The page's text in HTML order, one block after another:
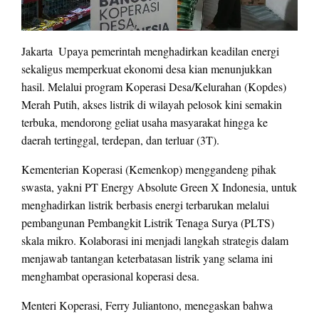
Jakarta  Upaya pemerintah menghadirkan keadilan energi
sekaligus memperkuat ekonomi desa kian menunjukkan
hasil. Melalui program Koperasi Desa/Kelurahan (Kopdes)
Merah Putih, akses listrik di wilayah pelosok kini semakin
terbuka, mendorong geliat usaha masyarakat hingga ke
daerah tertinggal, terdepan, dan terluar (3T).
Kementerian Koperasi (Kemenkop) menggandeng pihak
swasta, yakni PT Energy Absolute Green X Indonesia, untuk
menghadirkan listrik berbasis energi terbarukan melalui
pembangunan Pembangkit Listrik Tenaga Surya (PLTS)
skala mikro. Kolaborasi ini menjadi langkah strategis dalam
menjawab tantangan keterbatasan listrik yang selama ini
menghambat operasional koperasi desa.
Menteri Koperasi, Ferry Juliantono, menegaskan bahwa